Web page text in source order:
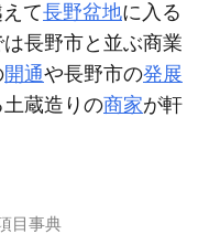
て長野盆地に入る
長野市と並ぶ商業
開通や長野市の発展
蔵造りの商家が軒
目事典